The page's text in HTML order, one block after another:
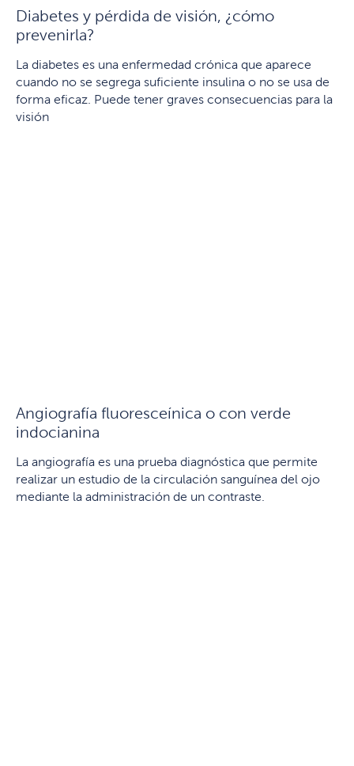
Diabetes y pérdida de visión, ¿cómo
prevenirla?
La diabetes es una enfermedad crónica que aparece
cuando no se segrega suficiente insulina o no se usa de
forma eficaz. Puede tener graves consecuencias para la
visión
Angiografía fluoresceínica o con verde
indocianina
La angiografía es una prueba diagnóstica que permite
realizar un estudio de la circulación sanguínea del ojo
mediante la administración de un contraste.